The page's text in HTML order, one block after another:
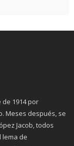
1914 por
Meses después, se
Jacob, todos
lema de